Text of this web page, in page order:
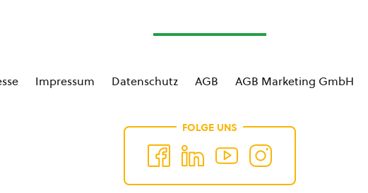
Impressum Datenschutz AGB AGB Marketing GmbH
FOLGE UNS